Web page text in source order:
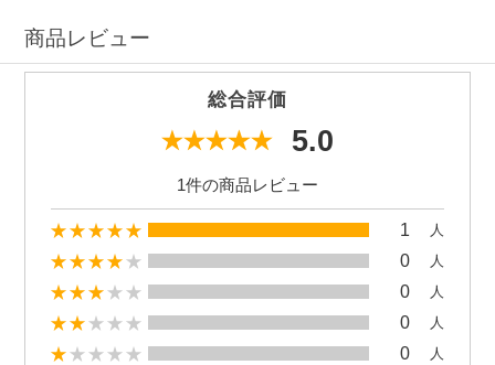
商品レビュー
総合評価
5.0
1件の商品レビュー
1 人
0 人
0 人
0 人
0 人